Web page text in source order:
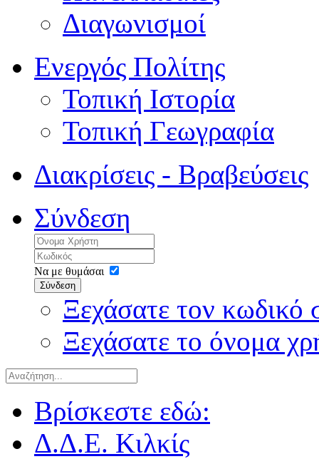
Διαγωνισμοί
Ενεργός Πολίτης
Τοπική Ιστορία
Τοπική Γεωγραφία
Διακρίσεις - Βραβεύσεις
Σύνδεση
Να με θυμάσαι
Σύνδεση
Ξεχάσατε τον κωδικό
Ξεχάσατε το όνομα
Βρίσκεστε εδώ:
Δ.Δ.Ε. Κιλκίς